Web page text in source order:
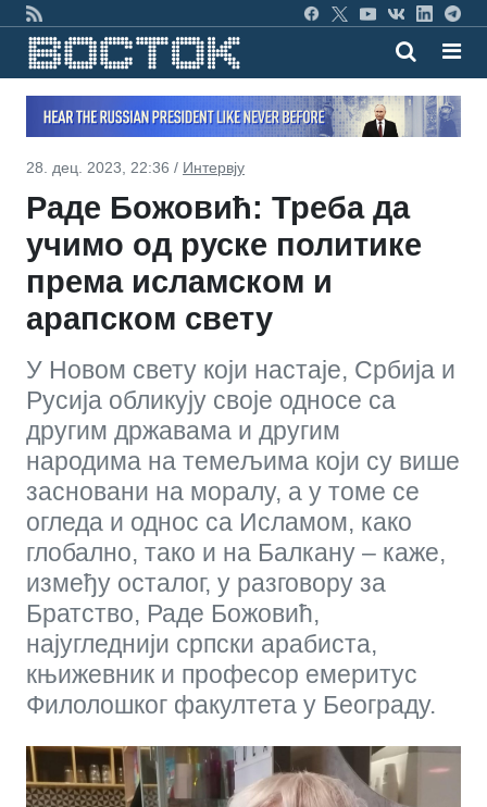
28. дец. 2023, 22:36 / Интервју
Раде Божовић: Треба да
учимо од руске политике
према исламском и
арапском свету
У Новом свету који настаје, Србија и
Русија обликују своје односе са
другим државама и другим
народима на темељима који су више
засновани на моралу, а у томе се
огледа и однос са Исламом, како
глобално, тако и на Балкану – каже,
између осталог, у разговору за
Братство, Раде Божовић,
најугледнији српски арабиста,
књижевник и професор емеритус
Филолошког факултета у Београду.